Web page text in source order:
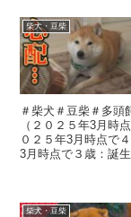
柴犬・豆柴
＃柴犬＃豆柴＃多
（２０２５年3月時
０２５年3月時点で
3月時点で３歳：誕
柴犬・豆柴